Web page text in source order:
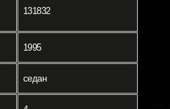
131832
1995
седан